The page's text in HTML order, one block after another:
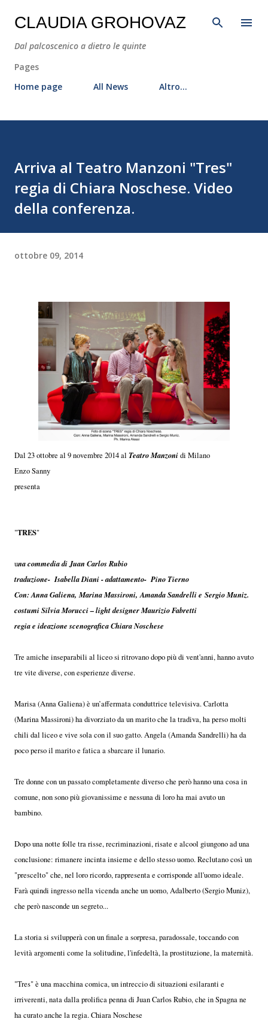
Passa ai contenuti principali
CLAUDIA GROHOVAZ
Dal palcoscenico a dietro le quinte
Pages
Home page
All News Altro…
Arriva al Teatro Manzoni "Tres"
regia di Chiara Noschese. Video
della conferenza.
ottobre 09, 2014
Dal 23 ottobre al 9 novembre 2014 al Teatro Manzonidi Milano
Enzo Sanny
presenta
"TRES"
una commedia di Juan Carlos Rubio
traduzione- Isabella Diani - adattamento- Pino Tierno
Con: Anna Galiena,Marina Massironi,Amanda Sandrelli e Sergio Muniz.
costumi Silvia Morucci – light designer Maurizio Fabretti
regia e ideazione scenografica Chiara Noschese
Tre amiche inseparabili al liceo si ritrovano dopo più di vent'anni, hanno avuto
tre vite diverse, con esperienze diverse.
Marisa (Anna Galiena) è un’affermata conduttrice televisiva. Carlotta
(Marina Massironi) ha divorziato da un marito che la tradiva, ha perso molti
chili dal liceo e vive sola con il suo gatto. Angela (Amanda Sandrelli) ha da
poco perso il marito e fatica a sbarcare il lunario.
Tre donne con un passato completamente diverso che però hanno una cosa in
comune, non sono più giovanissime e nessuna di loro ha mai avuto un
bambino.
Dopo una notte folle tra risse, recriminazioni, risate e alcool giungono ad una
conclusione: rimanere incinta insieme e dello stesso uomo. Reclutano così un
"prescelto" che, nel loro ricordo, rappresenta e corrisponde all'uomo ideale.
Farà quindi ingresso nella vicenda anche un uomo, Adalberto (Sergio Muniz),
che però nasconde un segreto...
La storia si svilupperà con un finale a sorpresa, paradossale, toccando con
levità argomenti come la solitudine, l'infedeltà, la prostituzione, la maternità.
"Tres" è una macchina comica, un intreccio di situazioni esilaranti e
irriverenti, nata dalla prolifica penna di Juan Carlos Rubio, che in Spagna ne
ha curato anche la regia. Chiara Noschese